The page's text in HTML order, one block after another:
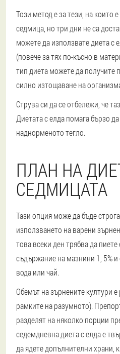
Този метод е за тези, на които
седмица, но три дни не са
можете да използвате диета с
(повече за тях по-късно в
тип диета можете да получите
силно изтощаване на
Струва си да се отбележи, че
Диетата с елда помага бързо
наднорменото тегло.
ПЛАН НА
СЕДМИЦАТА
Тази опция може да бъде
използването на варени
това всеки ден трябва да
съдържание на мазнини 1, 5%
вода или чай.
Обемът на зърнените култури
рамките на разумното).
разделят на няколко порции
седемдневна диета с елда е
да ядете допълнителни храни,